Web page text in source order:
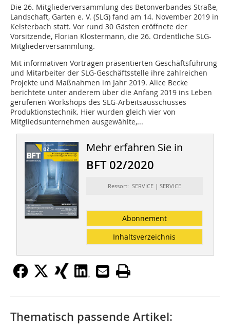
Die 26. Mitgliederversammlung des Betonverbandes Straße,
Landschaft, Garten e. V. (SLG) fand am 14. November 2019 in
Kelsterbach statt. Vor rund 30 Gästen eröffnete der
Vorsitzende, Florian Klostermann, die 26. Ordentliche SLG-
Mitgliederversammlung.
Mit informativen Vorträgen präsentierten Geschäftsführung
und Mitarbeiter der SLG-Geschäftsstelle ihre zahlreichen
Projekte und Maßnahmen im Jahr 2019. Alice Becke
berichtete unter anderem über die Anfang 2019 ins Leben
gerufenen Workshops des SLG-Arbeitsausschusses
Produktionstechnik. Hier wurden gleich vier von
Mitgliedsunternehmen ausgewählte,...
Mehr erfahren Sie in
BFT 02/2020
Ressort: SERVICE | SERVICE
Abonnement
Inhaltsverzeichnis
Thematisch passende Artikel: